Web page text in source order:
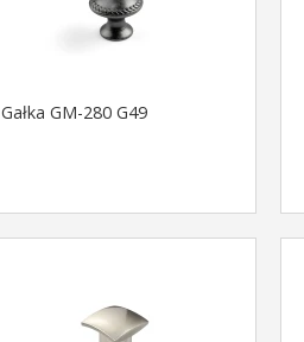
Gałka GM-280 G49